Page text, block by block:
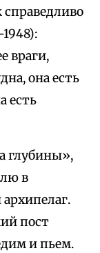
справедливо
враги,
она есть
есть
глубины»,
в
пост
и пьем.